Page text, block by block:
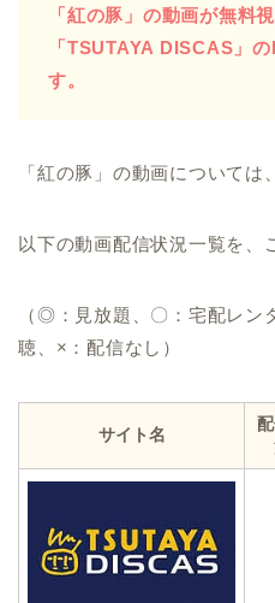
「紅の豚」の動画が無料
「TSUTAYA DISCAS」
す。
「紅の豚」の動画については、
以下の動画配信状況一覧を、
（◎：見放題、〇：宅配レ
聴、×：配信なし）
サイト名